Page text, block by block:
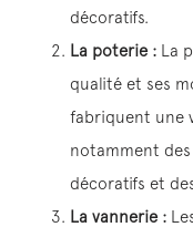
décoratifs.
La poterie : La
qualité et ses
fabriquent une
notamment des
décoratifs et
La vannerie :